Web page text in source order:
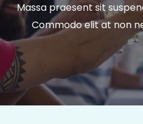
Massa praesent sit
Commodo elit at non